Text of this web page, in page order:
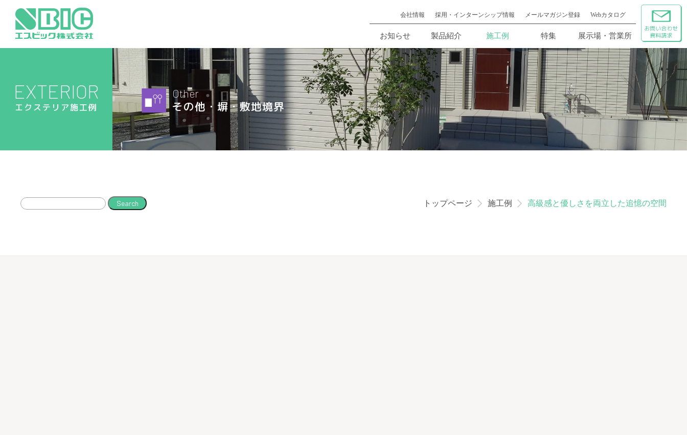
会社情報 採用・インターンシップ情報 メールマガジン登録 Webカタログ
お知らせ 製品紹介 施工例 特集 展示場・営業所
EXTERIOR
エクステリア施工例
Other
その他・塀・敷地境界
トップページ 施工例 高級感と優しさを両立した追憶の空間